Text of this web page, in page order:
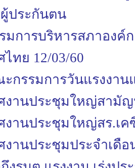
ประกันตน
มการบริหารสภาองค์
ไทย 12/03/60
กรรมการวันแรงงาน
งานประชุมใหญ่สามัญ
งานประชุมใหญ่สร.เค
งานประชุมประจำเดือ